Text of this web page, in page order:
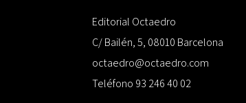
Editorial Octaedro
C/ Bailén, 5, 08010 Barcelona
octaedro@octaedro.com
Teléfono 93 246 40 02